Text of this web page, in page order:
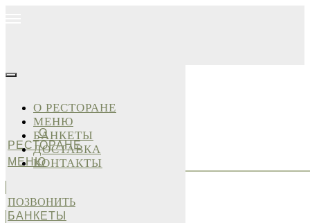
О
РЕСТОРАНЕ
МЕНЮ
БАНКЕТЫ
О РЕСТОРАНЕ
МЕНЮ
БАНКЕТЫ
ДОСТАВКА
КОНТАКТЫ
ПОЗВОНИТЬ